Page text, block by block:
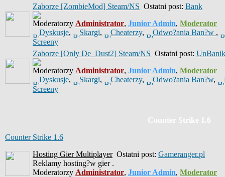
Zaborze [ZombieMod] Steam/NS Ostatni post: Bank
Moderatorzy Administrator, Junior Admin, Moderator
Dyskusje, Skargi, Cheaterzy, Odwo?ania Ban?w ,
Screeny
Zaborze [Only De_Dust2] Steam/NS Ostatni post: UnBanik
Moderatorzy Administrator, Junior Admin, Moderator
Dyskusje, Skargi, Cheaterzy, Odwo?ania Ban?w,
Screeny
Counter Strike 1.6
Counter Strike 1.6
Hosting Gier MultiplayerOstatni post: Gameranger.pl
Reklamy hosting?w gier .
Moderatorzy Administrator, Junior Admin, Moderator